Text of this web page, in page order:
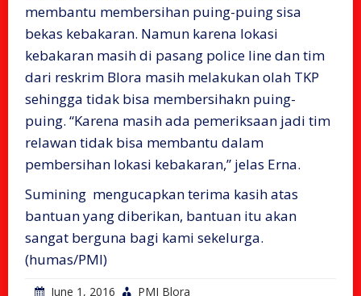
membantu membersihan puing-puing sisa
bekas kebakaran. Namun karena lokasi
kebakaran masih di pasang police line dan tim
dari reskrim Blora masih melakukan olah TKP
sehingga tidak bisa membersihakn puing-
puing. “Karena masih ada pemeriksaan jadi tim
relawan tidak bisa membantu dalam
pembersihan lokasi kebakaran,” jelas Erna.
Sumining mengucapkan terima kasih atas
bantuan yang diberikan, bantuan itu akan
sangat berguna bagi kami sekelurga.
(humas/PMI)
June 1, 2016
PMI Blora